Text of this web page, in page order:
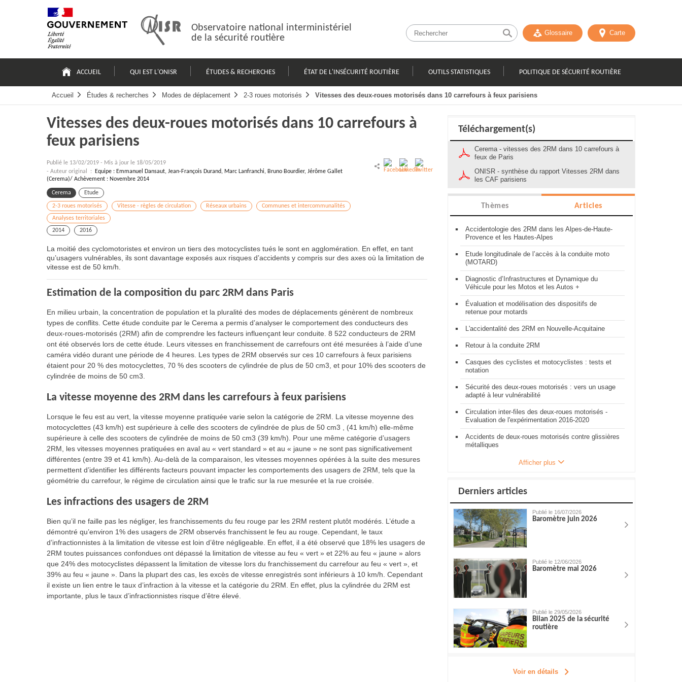
Observatoire national interministériel
de la sécurité routière
Glossaire Carte
principale
ACCUEIL QUI EST L'ONISR ÉTUDES & RECHERCHES ÉTAT DE L'INSÉCURITÉ ROUTIÈRE OUTILS STATISTIQUES POLITIQUE DE SÉCURITÉ ROUTIÈRE
Accueil Études & recherches Modes de déplacement 2-3 roues motorisés Vitesses des deux-roues motorisés dans 10 carrefours à feux parisiens
Vitesses des deux-roues motorisés dans 10 carrefours à
feux parisiens
Publié le 13/02/2019 - Mis à jour le 18/05/2019
- Auteur original :
Equipe : Emmanuel Dansaut, Jean-François Durand, Marc Lanfranchi, Bruno Bourdier, Jérôme Gallet
(Cerema)/ Achèvement : Novembre 2014
Cerema Etude
2-3 roues motorisés Vitesse - règles de circulation Réseaux urbains
Communes et intercommunalités
Analyses territoriales
2014
2016
La moitié des cyclomotoristes et environ un tiers des motocyclistes tués le sont en agglomération. En effet, en tant
qu’usagers vulnérables, ils sont davantage exposés aux risques d’accidents y compris sur des axes où la limitation de
vitesse est de 50 km/h.
Estimation de la composition du parc 2RM dans Paris
En milieu urbain, la concentration de population et la pluralité des modes de déplacements génèrent de nombreux
types de conflits. Cette étude conduite par le Cerema a permis d’analyser le comportement des conducteurs des
deux-roues-motorisés (2RM) afin de comprendre les facteurs influençant leur conduite. 8 522 conducteurs de 2RM
ont été observés lors de cette étude. Leurs vitesses en franchissement de carrefours ont été mesurées à l’aide d’une
caméra vidéo durant une période de 4 heures. Les types de 2RM observés sur ces 10 carrefours à feux parisiens
étaient pour 20 % des motocyclettes, 70 % des scooters de cylindrée de plus de 50 cm3, et pour 10% des scooters de
cylindrée de moins de 50 cm3.
La vitesse moyenne des 2RM dans les carrefours à feux parisiens
Lorsque le feu est au vert, la vitesse moyenne pratiquée varie selon la catégorie de 2RM. La vitesse moyenne des
motocyclettes (43 km/h) est supérieure à celle des scooters de cylindrée de plus de 50 cm3 , (41 km/h) elle-même
supérieure à celle des scooters de cylindrée de moins de 50 cm3 (39 km/h). Pour une même catégorie d’usagers
2RM, les vitesses moyennes pratiquées en aval au « vert standard » et au « jaune » ne sont pas significativement
différentes (entre 39 et 41 km/h). Au-delà de la comparaison, les vitesses moyennes opérées à la suite des mesures
permettent d’identifier les différents facteurs pouvant impacter les comportements des usagers de 2RM, tels que la
géométrie du carrefour, le régime de circulation ainsi que le trafic sur la rue mesurée et la rue croisée.
Les infractions des usagers de 2RM
Bien qu’il ne faille pas les négliger, les franchissements du feu rouge par les 2RM restent plutôt modérés. L’étude a
démontré qu’environ 1% des usagers de 2RM observés franchissent le feu au rouge. Cependant, le taux
d’infractionnistes à la limitation de vitesse est loin d’être négligeable. En effet, il a été observé que 18% les usagers de
2RM toutes puissances confondues ont dépassé la limitation de vitesse au feu « vert » et 22% au feu « jaune » alors
que 24% des motocyclistes dépassent la limitation de vitesse lors du franchissement du carrefour au feu « vert », et
39% au feu « jaune ». Dans la plupart des cas, les excès de vitesse enregistrés sont inférieurs à 10 km/h. Cependant
il existe un lien entre le taux d’infraction à la vitesse et la catégorie du 2RM. En effet, plus la cylindrée du 2RM est
importante, plus le taux d’infractionnistes risque d’être élevé.
Téléchargement(s)
Cerema - vitesses des 2RM dans 10 carrefours à
feux de Paris
ONISR - synthèse du rapport Vitesses 2RM dans
les CAF parisiens
Thèmes Articles
Accidentologie des 2RM dans les Alpes-de-Haute-
Provence et les Hautes-Alpes
Etude longitudinale de l’accès à la conduite moto
(MOTARD)
Diagnostic d’Infrastructures et Dynamique du
Véhicule pour les Motos et les Autos +
Évaluation et modélisation des dispositifs de
retenue pour motards
L'accidentalité des 2RM en Nouvelle-Acquitaine
Retour à la conduite 2RM
Casques des cyclistes et motocyclistes : tests et
notation
Sécurité des deux-roues motorisés : vers un usage
adapté à leur vulnérabilité
Circulation inter-files des deux-roues motorisés -
Evaluation de l'expérimentation 2016-2020
Accidents de deux-roues motorisés contre glissières
métalliques
Afficher plus
Derniers articles
Publié le 16/07/2026
Baromètre juin 2026
Publié le 12/06/2026
Baromètre mai 2026
Publié le 29/05/2026
Bilan 2025 de la sécurité
routière
Voir en détails